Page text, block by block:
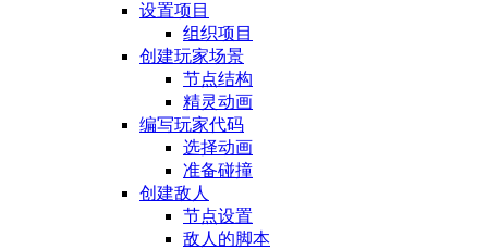
设置项目
组织项目
创建玩家场景
节点结构
精灵动画
编写玩家代码
选择动画
准备碰撞
创建敌人
节点设置
敌人的脚本